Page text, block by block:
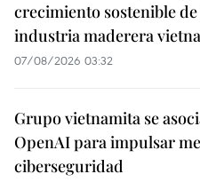
crecimiento sostenible
industria maderera
07/08/2026 03:32
Grupo vietnamita se
OpenAI para impulsar
ciberseguridad